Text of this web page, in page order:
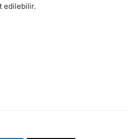
edilebilir.